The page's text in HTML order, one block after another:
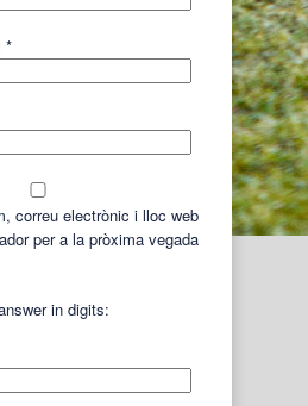
*
correu electrònic i lloc web
per a la pròxima vegada
in digits: